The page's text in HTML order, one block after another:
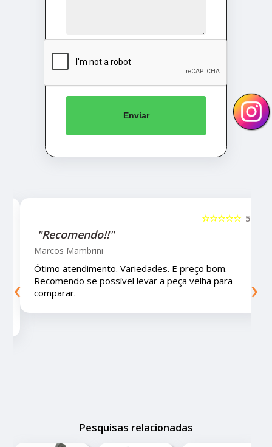
Enviar
5
☆☆☆☆☆
"Recomendo!!!"
Letícia Brito
Ótimo lugar, vendedores super atenciosos e
educados e preços muito bons!
‹ ›
Pesquisas relacionadas